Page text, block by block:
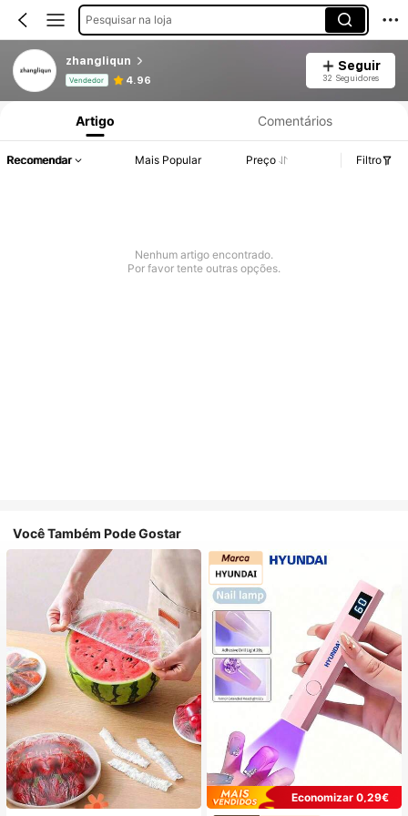
Pesquisar na loja
zhangliqun
Vendedor 4.96
Seguir
32 Seguidores
Informações do Produto: Divulgação de Preço, Vendas e Detalhes de Stock.
Artigo Comentários
Recomendar Mais Popular Preço Filtro
Nenhum artigo encontrado.
Por favor tente outras opções.
Você Também Pode Gostar
Economizar 0,29€